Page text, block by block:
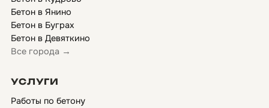
Бетон в Янино
Бетон в Буграх
Бетон в Девяткино
Все города →
УСЛУГИ
Работы по бетону